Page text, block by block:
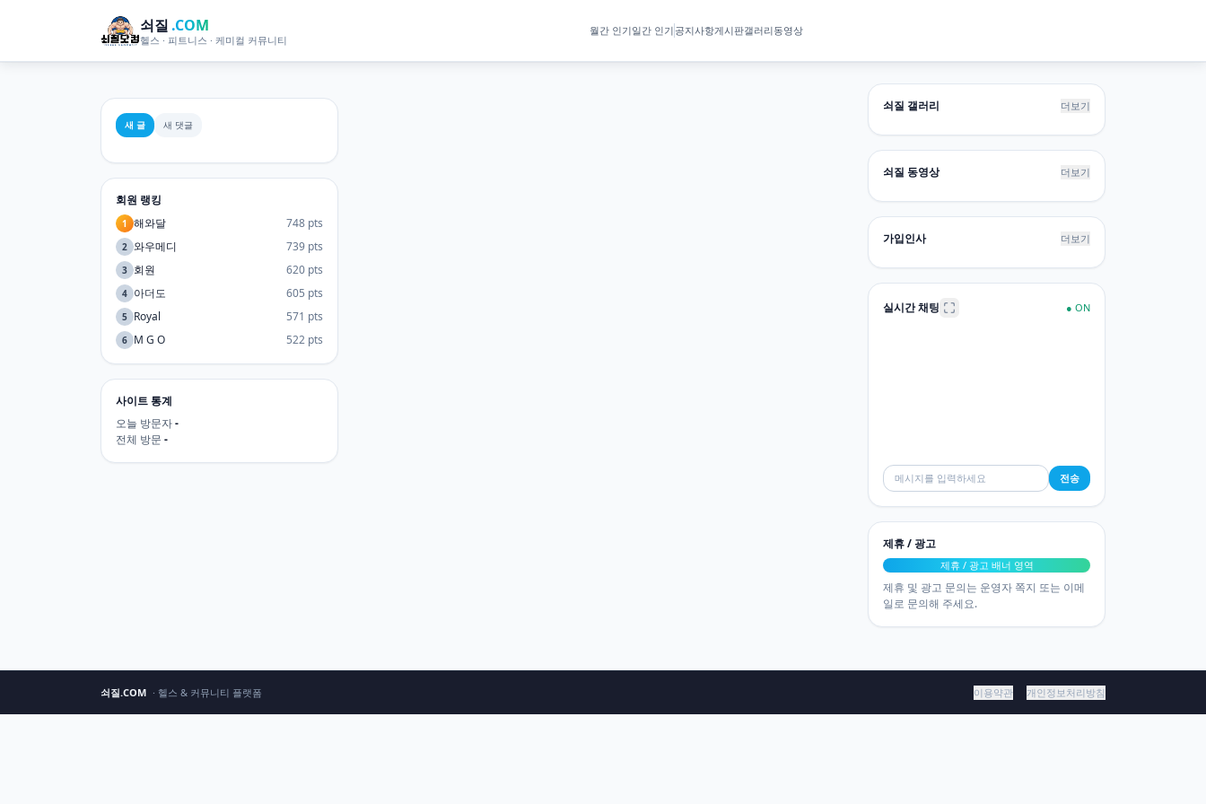
쇠질 .COM
헬스 · 피트니스 · 케미컬 커뮤니티
월간 인기일간 인기공지사항게시판갤러리동영상
새 글 새 댓글
회원 랭킹
1 해와달 748 pts
2 와우메디 739 pts
3 회원 620 pts
4 아더도 605 pts
5 Royal 571 pts
6 M G O 522 pts
사이트 통계
오늘 방문자-
전체 방문 -
쇠질 갤러리 더보기
쇠질 동영상 더보기
가입인사 더보기
실시간 채팅 ● ON
전송
제휴 / 광고
제휴 / 광고 배너 영역
제휴 및 광고 문의는 운영자 쪽지 또는 이메
일로 문의해 주세요.
쇠질.COM · 헬스 & 커뮤니티 플랫폼 이용약관 개인정보처리방침